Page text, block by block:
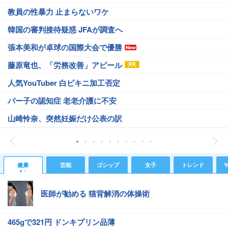
教員の性暴力 止まらないワケ
韓国の審判接待疑惑 JFAが調査へ
張本美和が卓球の国際大会で優勝
藤原竜也、「労務改善」アピール
人気YouTuber 白ビキニ加工否定
パー子の認知症 老老介護に不安
山崎怜奈、突然妊娠だけ公表の訳
健康 芸能 ゴシップ 女子 トレンド
医師が勧める 猫背解消の体操術
465gで321円 ドンキプリン品薄